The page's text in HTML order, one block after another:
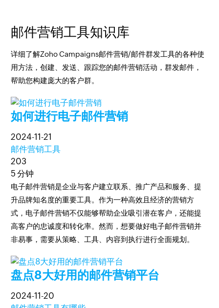
邮件营销工具知识库
详细了解Zoho Campaigns邮件营销/邮件群发工具的各种使
用方法，创建、发送、跟踪您的邮件营销活动，群发邮件，
帮助您构建庞大的客户群。
如何进行电子邮件营销
2024-11-21
邮件营销工具
203
5 分钟
电子邮件营销是企业与客户建立联系、推广产品和服务、提
升品牌知名度的重要工具。作为一种高效且经济的营销方
式，电子邮件营销不仅能够帮助企业吸引潜在客户，还能提
高客户的忠诚度和转化率。然而，想要做好电子邮件营销并
非易事，需要从策略、工具、内容到执行进行全面规划。
盘点8大好用的邮件营销平台
2024-11-20